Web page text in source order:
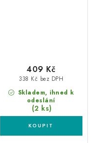
Skladem, ihned k
odeslání
(2 ks)
338 Kč bez DPH
409 Kč